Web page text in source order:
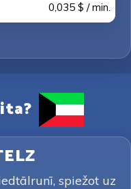
0,035 $ / min.
spiežot uz